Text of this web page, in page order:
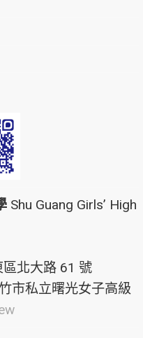
Shu Guang Girls’ High
北大路 61 號
市私立曙光女子高級